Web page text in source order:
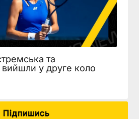
та
у друге коло
Підпишись